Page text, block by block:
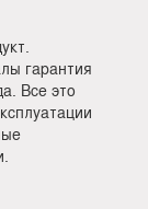
гарантия
Все это